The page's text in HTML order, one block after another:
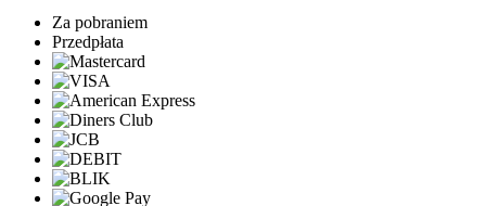
Za pobraniem
Przedpłata